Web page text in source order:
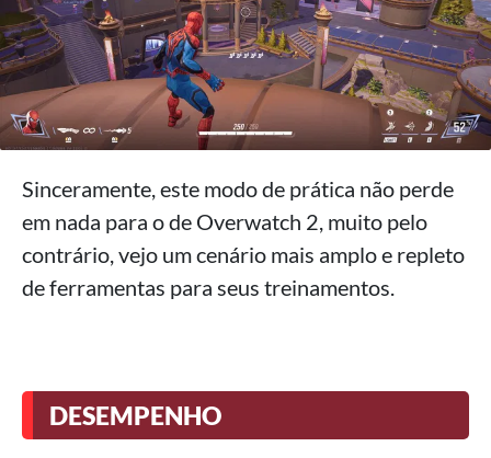
Sinceramente, este modo de prática não perde
em nada para o de Overwatch 2, muito pelo
contrário, vejo um cenário mais amplo e repleto
de ferramentas para seus treinamentos.
DESEMPENHO